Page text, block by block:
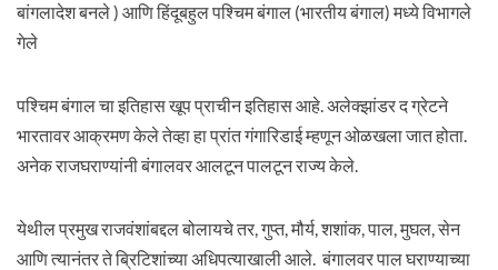
बांगलादेश बनले ) आणि हिंदूबहुल पश्चिम बंगाल (भारतीय बंगाल) मध्ये विभागले
गेले
पश्चिम बंगाल चा इतिहास खूप प्राचीन इतिहास आहे. अलेक्झांडर द ग्रेटने
भारतावर आक्रमण केले तेव्हा हा प्रांत गंगारिडाई म्हणून ओळखला जात होता.
अनेक राजघराण्यांनी बंगालवर आलटून पालटून राज्य केले.
येथील प्रमुख राजवंशांबद्दल बोलायचे तर, गुप्त, मौर्य, शशांक, पाल, मुघल, सेन
आणि त्यानंतर ते ब्रिटिशांच्या अधिपत्याखाली आले. बंगालवर पाल घराण्याच्या